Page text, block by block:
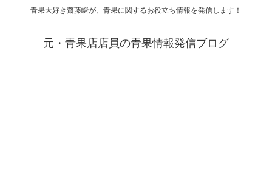
青果大好き齋藤瞬が、青果に関するお役立ち情報を発信します！
元・青果店店員の青果情報発信ブログ